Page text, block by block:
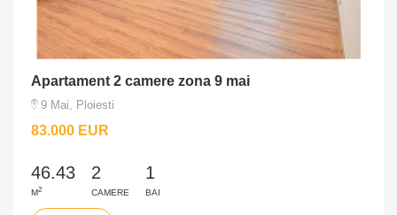
Apartament 2 camere zona 9 mai
9 Mai, Ploiesti
83.000 EUR
46.43
M2
2
CAMERE
1
BAI